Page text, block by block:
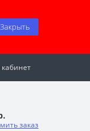
Закрыть
заказ